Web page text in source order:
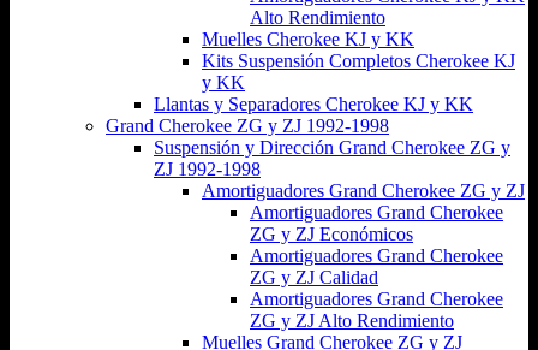
Alto Rendimiento
Muelles Cherokee KJ y KK
Kits Suspensión Completos Cherokee KJ
y KK
Llantas y Separadores Cherokee KJ y KK
Grand Cherokee ZG y ZJ 1992-1998
Suspensión y Dirección Grand Cherokee ZG y
ZJ 1992-1998
Amortiguadores Grand Cherokee ZG y ZJ
Amortiguadores Grand Cherokee
ZG y ZJ Económicos
Amortiguadores Grand Cherokee
ZG y ZJ Calidad
Amortiguadores Grand Cherokee
ZG y ZJ Alto Rendimiento
Muelles Grand Cherokee ZG y ZJ